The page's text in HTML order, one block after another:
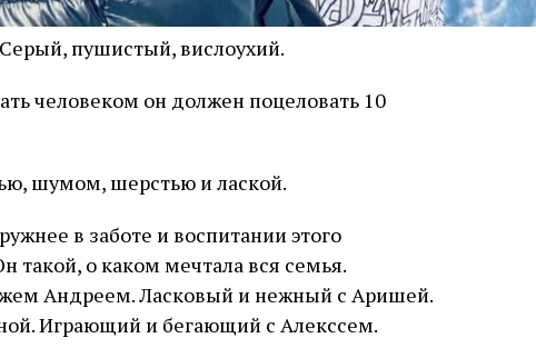
пушистый, вислоухий.
человеком он должен поцеловать 10
шумом, шерстью и лаской.
в заботе и воспитании этого
такой, о каком мечтала вся семья.
Андреем. Ласковый и нежный с Аришей.
Играющий и бегающий с Алекссем.